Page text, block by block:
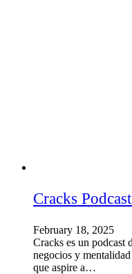
Cracks
February 18, 2025
Cracks es un podcast
negocios y
que aspire a…